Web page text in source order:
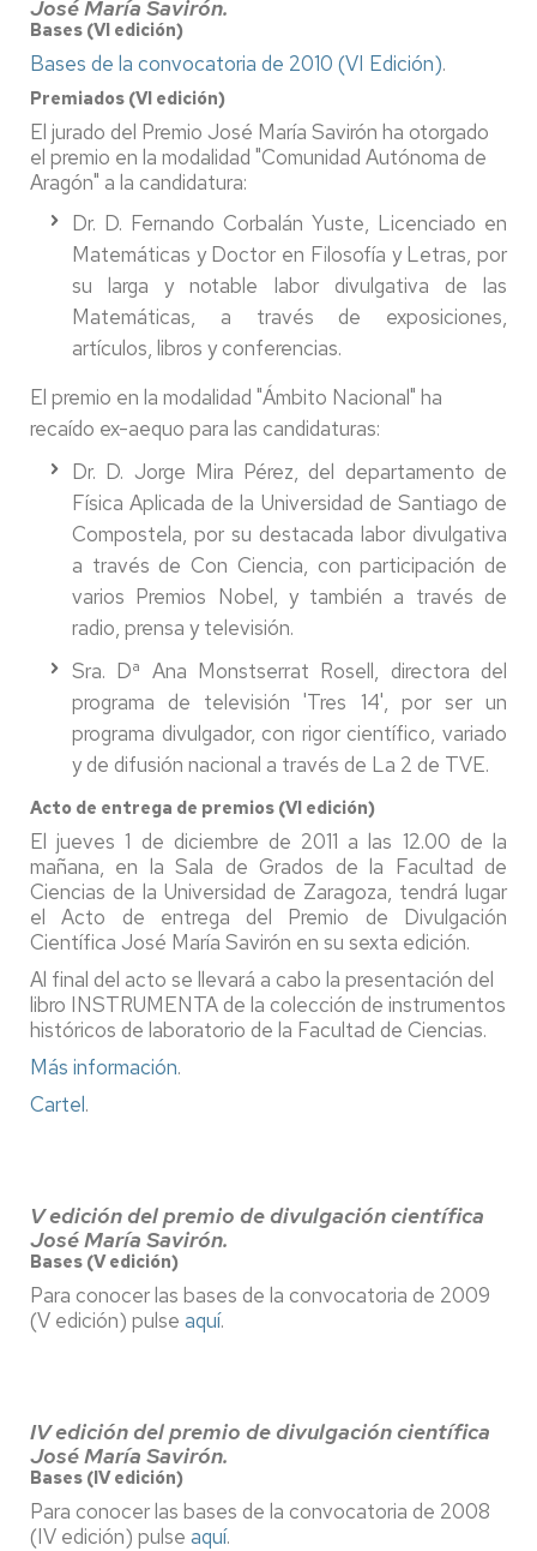
José María Savirón.
Bases (VI edición)
Bases de la convocatoria de 2010 (VI Edición).
Premiados (VI edición)
El jurado del Premio José María Savirón ha otorgado
el premio en la modalidad "Comunidad Autónoma de
Aragón" a la candidatura:
Dr. D. Fernando Corbalán Yuste, Licenciado en
Matemáticas y Doctor en Filosofía y Letras, por
su larga y notable labor divulgativa de las
Matemáticas, a través de exposiciones,
artículos, libros y conferencias.
El premio en la modalidad "Ámbito Nacional" ha
recaído ex-aequo para las candidaturas:
Dr. D. Jorge Mira Pérez, del departamento de
Física Aplicada de la Universidad de Santiago de
Compostela, por su destacada labor divulgativa
a través de Con Ciencia, con participación de
varios Premios Nobel, y también a través de
radio, prensa y televisión.
Sra. Dª Ana Monstserrat Rosell, directora del
programa de televisión 'Tres 14', por ser un
programa divulgador, con rigor científico, variado
y de difusión nacional a través de La 2 de TVE.
Acto de entrega de premios (VI edición)
El jueves 1 de diciembre de 2011 a las 12.00 de la
mañana, en la Sala de Grados de la Facultad de
Ciencias de la Universidad de Zaragoza, tendrá lugar
el Acto de entrega del Premio de Divulgación
Científica José María Savirón en su sexta edición.
Al final del acto se llevará a cabo la presentación del
libro INSTRUMENTA de la colección de instrumentos
históricos de laboratorio de la Facultad de Ciencias.
Más información.
Cartel.
V edición del premio de divulgación científica
José María Savirón.
Bases (V edición)
Para conocer las bases de la convocatoria de 2009
(V edición) pulse aquí.
IV edición del premio de divulgación científica
José María Savirón.
Bases (IV edición)
Para conocer las bases de la convocatoria de 2008
(IV edición) pulse aquí.